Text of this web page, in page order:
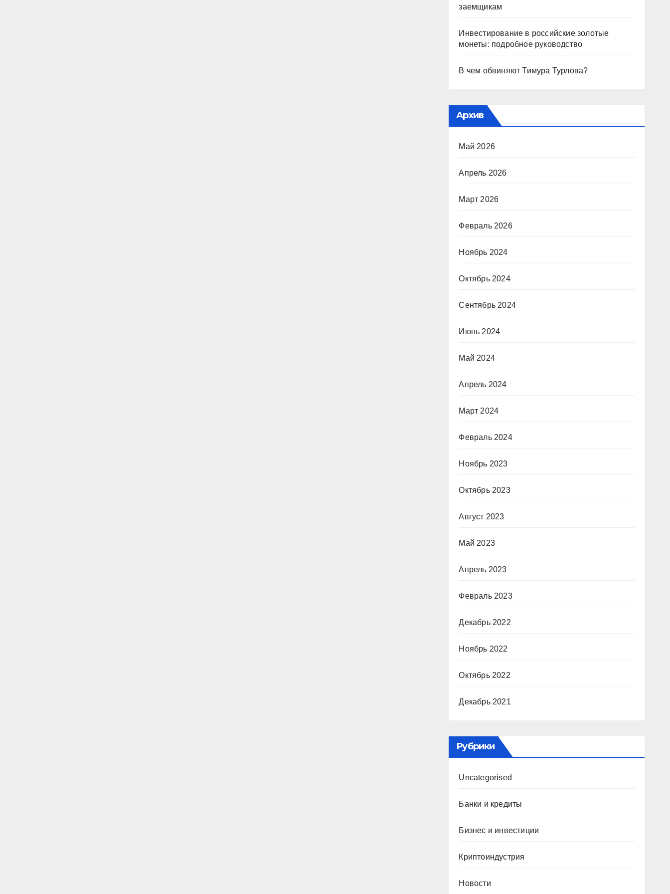
заемщикам
Инвестирование в российские золотые
монеты: подробное руководство
В чем обвиняют Тимура Турлова?
Архив
Май 2026
Апрель 2026
Март 2026
Февраль 2026
Ноябрь 2024
Октябрь 2024
Сентябрь 2024
Июнь 2024
Май 2024
Апрель 2024
Март 2024
Февраль 2024
Ноябрь 2023
Октябрь 2023
Август 2023
Май 2023
Апрель 2023
Февраль 2023
Декабрь 2022
Ноябрь 2022
Октябрь 2022
Декабрь 2021
Рубрики
Uncategorised
Банки и кредиты
Бизнес и инвестиции
Криптоиндустрия
Новости